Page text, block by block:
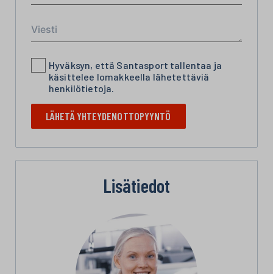
Hyväksyn, että Santasport tallentaa ja
käsittelee lomakkeella lähetettäviä
henkilötietoja.
LÄHETÄ YHTEYDENOTTOPYYNTÖ
Lisätiedot